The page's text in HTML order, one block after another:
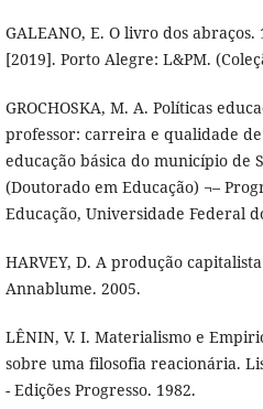
GALEANO, E. O livro dos abraços.
[2019]. Porto Alegre: L&PM.
GROCHOSKA, M. A. Políticas
professor: carreira e qualidade
educação básica do município de
(Doutorado em Educação) ¬–
Educação, Universidade Federal
HARVEY, D. A produção
Annablume. 2005.
LÊNIN, V. I. Materialismo e
sobre uma filosofia reacionária.
- Edições Progresso. 1982.